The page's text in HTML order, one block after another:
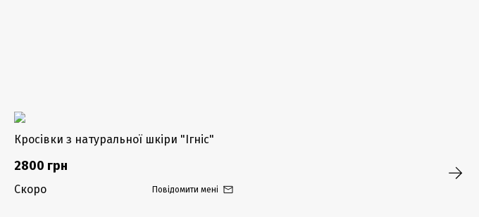
Кросівки з натуральної шкіри "Ігніс"
2800 грн
Скоро Повідомити мені